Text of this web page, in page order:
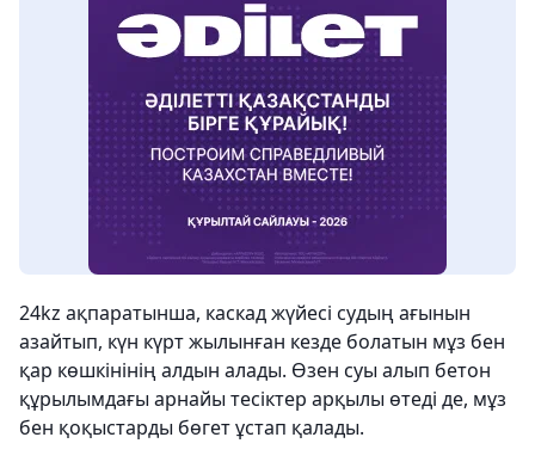
24kz ақпаратынша, каскад жүйесі судың ағынын
азайтып, күн күрт жылынған кезде болатын мұз бен
қар көшкінінің алдын алады. Өзен суы алып бетон
құрылымдағы арнайы тесіктер арқылы өтеді де, мұз
бен қоқыстарды бөгет ұстап қалады.